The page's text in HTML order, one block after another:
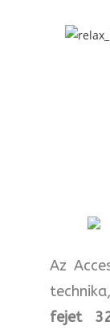
Az
fejet